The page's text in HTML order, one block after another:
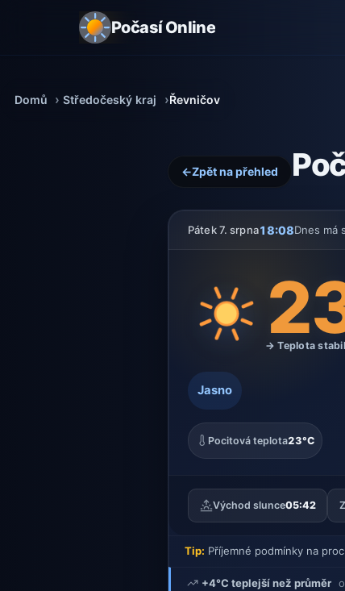
Počasí Online
Domů Středočeský kraj Řevničov
←Zpět na přehled
Pátek 7. srpna18:08Dnes má
→ Teplota
Jasno
Pocitová teplota23°C
Východ slunce05:42
Tip: Příjemné podmínky na
+4°C teplejší než průměr